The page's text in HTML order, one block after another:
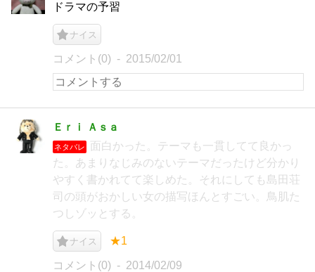
ドラマの予習
ナイス
コメント(0) 2015/02/01
Ｅｒｉ Ａｓａ
ネタバレ
面白かった。テーマも一貫してて良かっ
た。あまりなじみのないテーマだったけど分かり
やすく書かれてて楽しめた。それにしても島田荘
司の頭がおかしい女の描写ほんとすごい。鳥肌た
つしゾッとする。
ナイス ★1
コメント(0) 2014/02/09